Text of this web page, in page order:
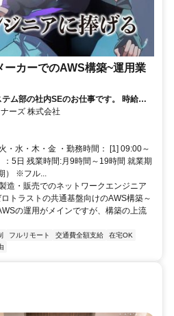
ーカーでのAWS構築~運用業
ム部の社内SEのお仕事です。 時給
す！ （状況によって出社有り） AWS
ご本人負担が約4割でとってもお得な
！
ーズ 株式会社
・水・木・金 ・勤務時間： [1] 09:00～
5日 残業時間:月9時間～19時間 就業期
） ※フル...
造・販売でのネットワークエンジニア
トラストの共通基盤向けのAWS構築～
の運用がメインですが、構築の上流
フルリモート 交通費全額支給
在宅OK